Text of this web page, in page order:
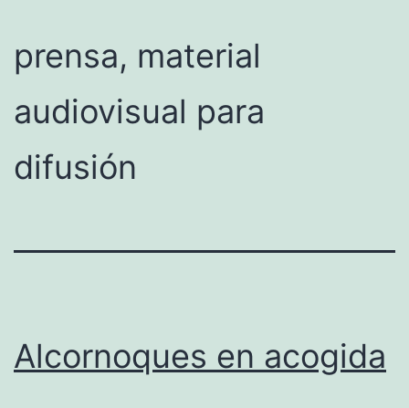
prensa, material
audiovisual para
difusión
Alcornoques en acogida